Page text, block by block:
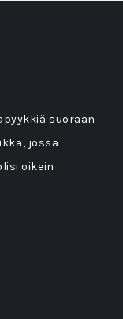
suoraan
jossa
oikein